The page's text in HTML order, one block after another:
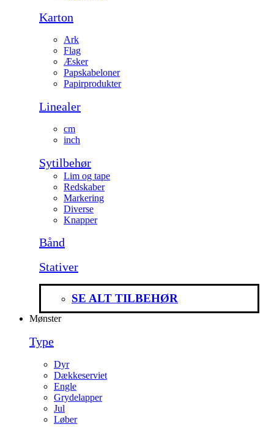
Karton
Ark
Flag
Æsker
Papskabeloner
Papirprodukter
Linealer
cm
inch
Sytilbehør
Lim og tape
Redskaber
Markering
Diverse
Knapper
Bånd
Stativer
SE ALT TILBEHØR
Mønster
Type
Dyr
Dækkeserviet
Engle
Grydelapper
Jul
Løber